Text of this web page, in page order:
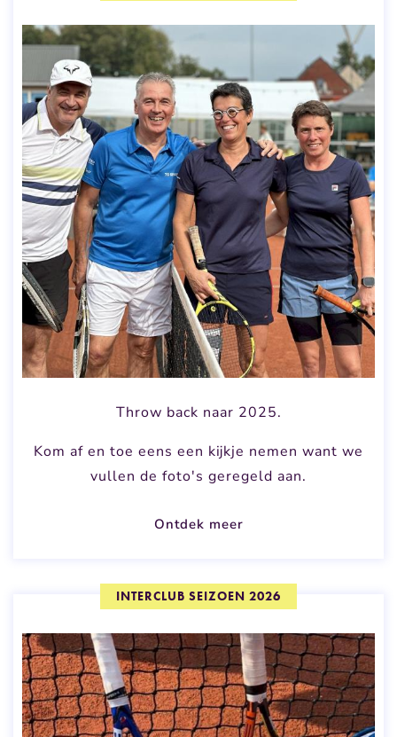
Throw back naar 2025.
Kom af en toe eens een kijkje nemen want we
vullen de foto's geregeld aan.
Ontdek meer
INTERCLUB SEIZOEN 2026